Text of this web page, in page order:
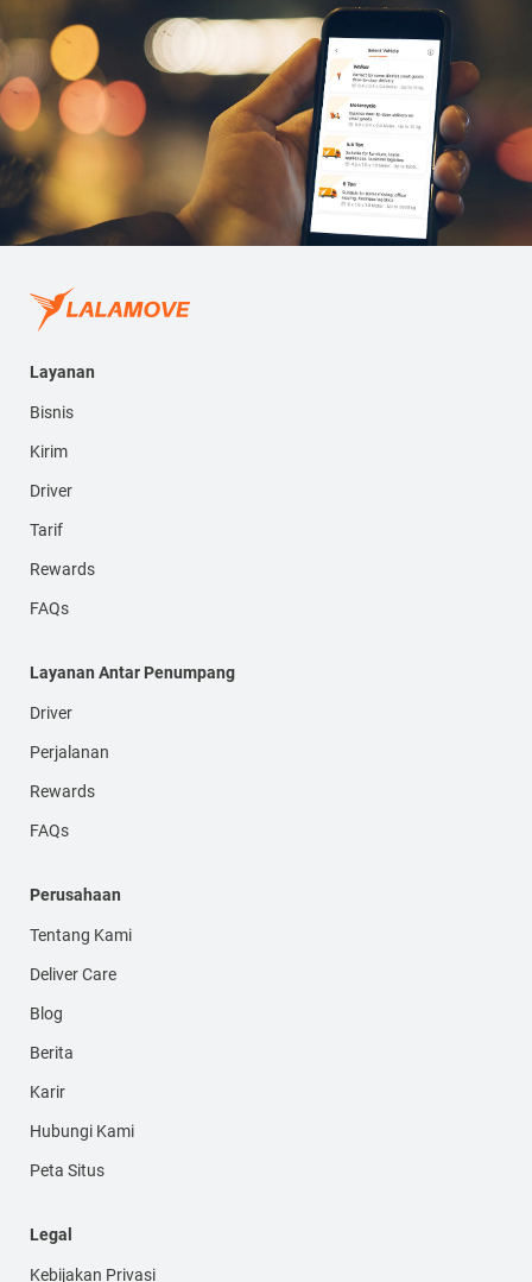
Layanan
Bisnis
Kirim
Driver
Tarif
Rewards
FAQs
Layanan Antar Penumpang
Driver
Perjalanan
Rewards
FAQs
Perusahaan
Tentang Kami
Deliver Care
Blog
Berita
Karir
Hubungi Kami
Peta Situs
Legal
Kebijakan Privasi